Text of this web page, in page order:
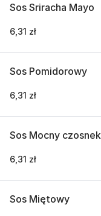
Sos Sriracha Mayo
6,31 zł
Sos Pomidorowy
6,31 zł
Sos Mocny czosnek
6,31 zł
Sos Miętowy